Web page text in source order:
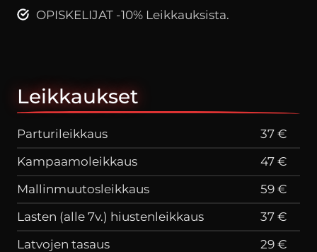
OPISKELIJAT -10% Leikkauksista.
Leikkaukset
Parturileikkaus
37 €
Kampaamoleikkaus
47 €
Mallinmuutosleikkaus
59 €
Lasten (alle 7v.) hiustenleikkaus
37 €
Latvojen tasaus
29 €